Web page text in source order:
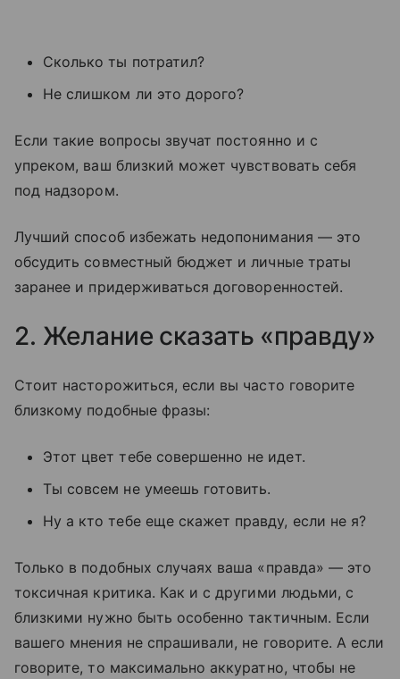
Сколько ты потратил?
Не слишком ли это дорого?
Если такие вопросы звучат постоянно и с
упреком, ваш близкий может чувствовать себя
под надзором.
Лучший способ избежать недопонимания — это
обсудить совместный бюджет и личные траты
заранее и придерживаться договоренностей.
2. Желание сказать «правду»
Стоит насторожиться, если вы часто говорите
близкому подобные фразы:
Этот цвет тебе совершенно не идет.
Ты совсем не умеешь готовить.
Ну а кто тебе еще скажет правду, если не я?
Только в подобных случаях ваша «правда» — это
токсичная критика. Как и с другими людьми, с
близкими нужно быть особенно тактичным. Если
вашего мнения не спрашивали, не говорите. А если
говорите, то максимально аккуратно, чтобы не